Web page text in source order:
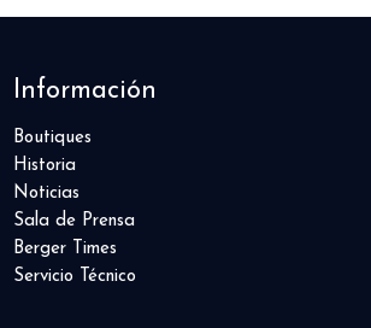
Información
Boutiques
Historia
Noticias
Sala de Prensa
Berger Times
Servicio Técnico